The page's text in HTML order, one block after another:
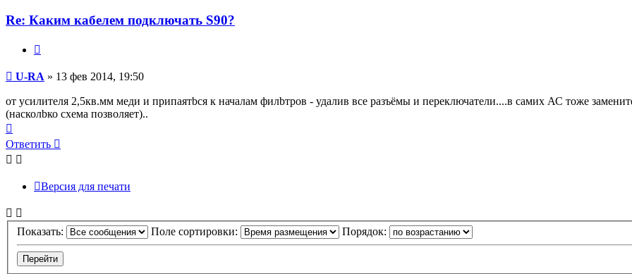
Re: Каким кабелем подключать S90?
Сообщение
U-RA » 13 фев 2014, 19:50
от усилителя 2,5кв.мм меди и припаятbся к началам филbтров - удалив все разъёмы и переключатели....в самих АС тоже
(насколbко схема позволяет)..
к
началу
Ответить
Версия для печати
Показать: Поле сортировки: Порядок: